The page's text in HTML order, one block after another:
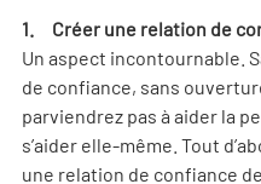
1.     Créer une relation de
Un aspect incontournable.
de confiance, sans
parviendrez pas à aider la
s’aider elle-même. Tout
une relation de confiance